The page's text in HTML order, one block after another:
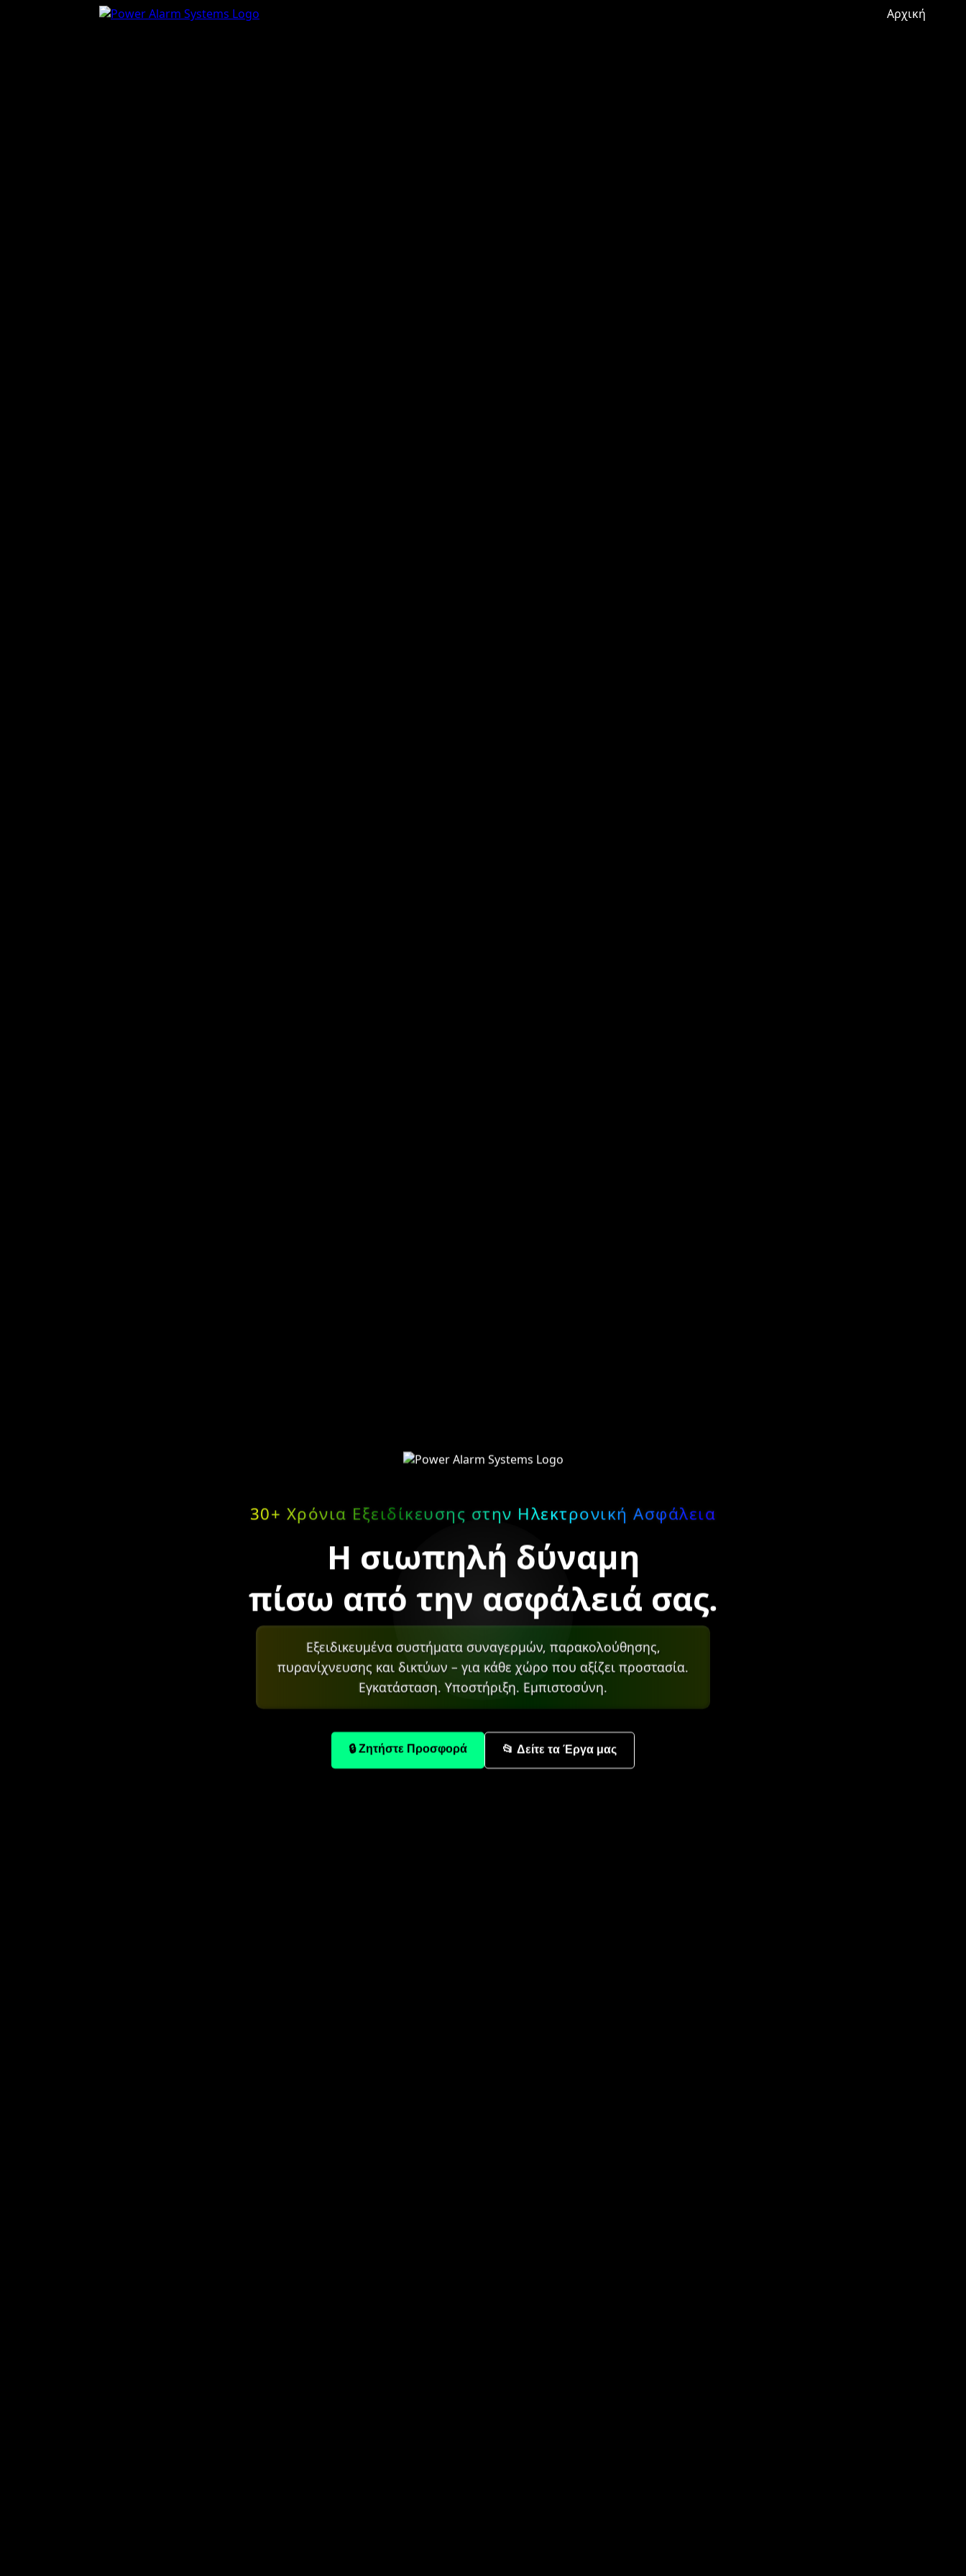
Αρχική
30+ Χρόνια Εξειδίκευσης στην Ηλεκτρονική Ασφάλεια
Η σιωπηλή δύναμη
πίσω από την ασφάλειά σας.
Εξειδικευμένα συστήματα συναγερμών, παρακολούθησης,
πυρανίχνευσης και δικτύων – για κάθε χώρο που αξίζει προστασία.
Εγκατάσταση. Υποστήριξη. Εμπιστοσύνη.
🔒 Ζητήστε Προσφορά 📂 Δείτε τα Έργα μας